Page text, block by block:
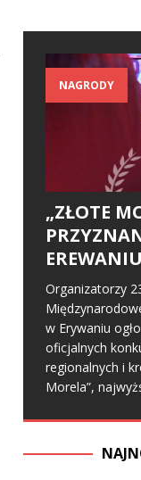
NAGRODY
„ZŁOTE
EREWANIU
Organizatorzy
w Erywaniu
oficjalnych
regionalnych i
Morela”,